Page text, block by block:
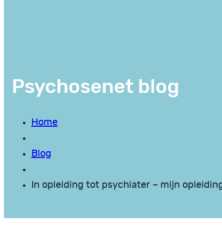
Psychosenet blog
Home
Blog
In opleiding tot psychiater – mijn